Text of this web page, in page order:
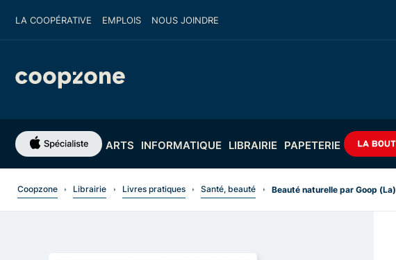
LA COOPÉRATIVE EMPLOIS NOUS JOINDRE
ARTS INFORMATIQUE LIBRAIRIE PAPETERIE
Coopzone Librairie Livres pratiques Santé, beauté Beauté naturelle par Goop (La)